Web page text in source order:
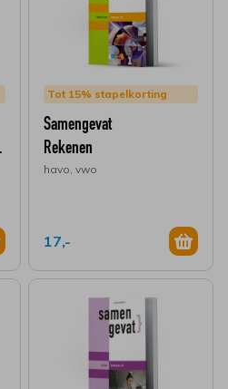
Tot 15% stapelkorting
Samengevat
Rekenen
havo, vwo
17,-